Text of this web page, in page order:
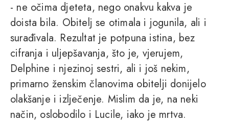
- ne očima djeteta, nego onakvu kakva je
doista bila. Obitelj se otimala i jogunila, ali i
surađivala. Rezultat je potpuna istina, bez
cifranja i uljepšavanja, što je, vjerujem,
Delphine i njezinoj sestri, ali i još nekim,
primarno ženskim članovima obitelji donijelo
olakšanje i izlječenje. Mislim da je, na neki
način, oslobodilo i Lucile, iako je mrtva.